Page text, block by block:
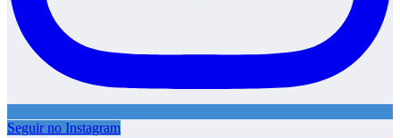
Seguir no Instagram